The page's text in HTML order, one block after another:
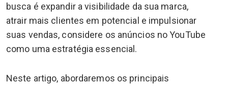
busca é expandir a visibilidade da sua marca,
atrair mais clientes em potencial e impulsionar
suas vendas, considere os anúncios no YouTube
como uma estratégia essencial.
Neste artigo, abordaremos os principais